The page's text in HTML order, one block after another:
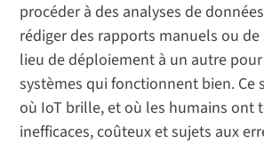
procéder à des analyses de
rédiger des rapports manuels ou
lieu de déploiement à un autre
systèmes qui fonctionnent bien. Ce
où IoT brille, et où les humains ont
inefficaces, coûteux et sujets aux